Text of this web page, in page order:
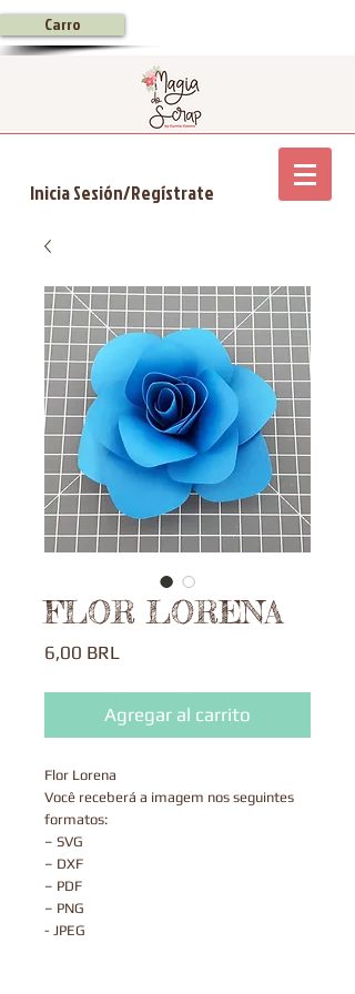
Carro
Inicia Sesión/Regístrate
FLOR LORENA
6,00 BRL
Agregar al carrito
Flor Lorena
Você receberá a imagem nos seguintes
formatos:
– SVG
– DXF
– PDF
– PNG
- JPEG